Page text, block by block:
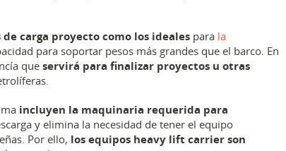
carga proyecto como los ideales para la
para soportar pesos más grandes que el barco. En
que servirá para finalizar proyectos u otras
incluyen la maquinaria requerida para
y elimina la necesidad de tener el equipo
Por ello, los equipos heavy lift carrier son